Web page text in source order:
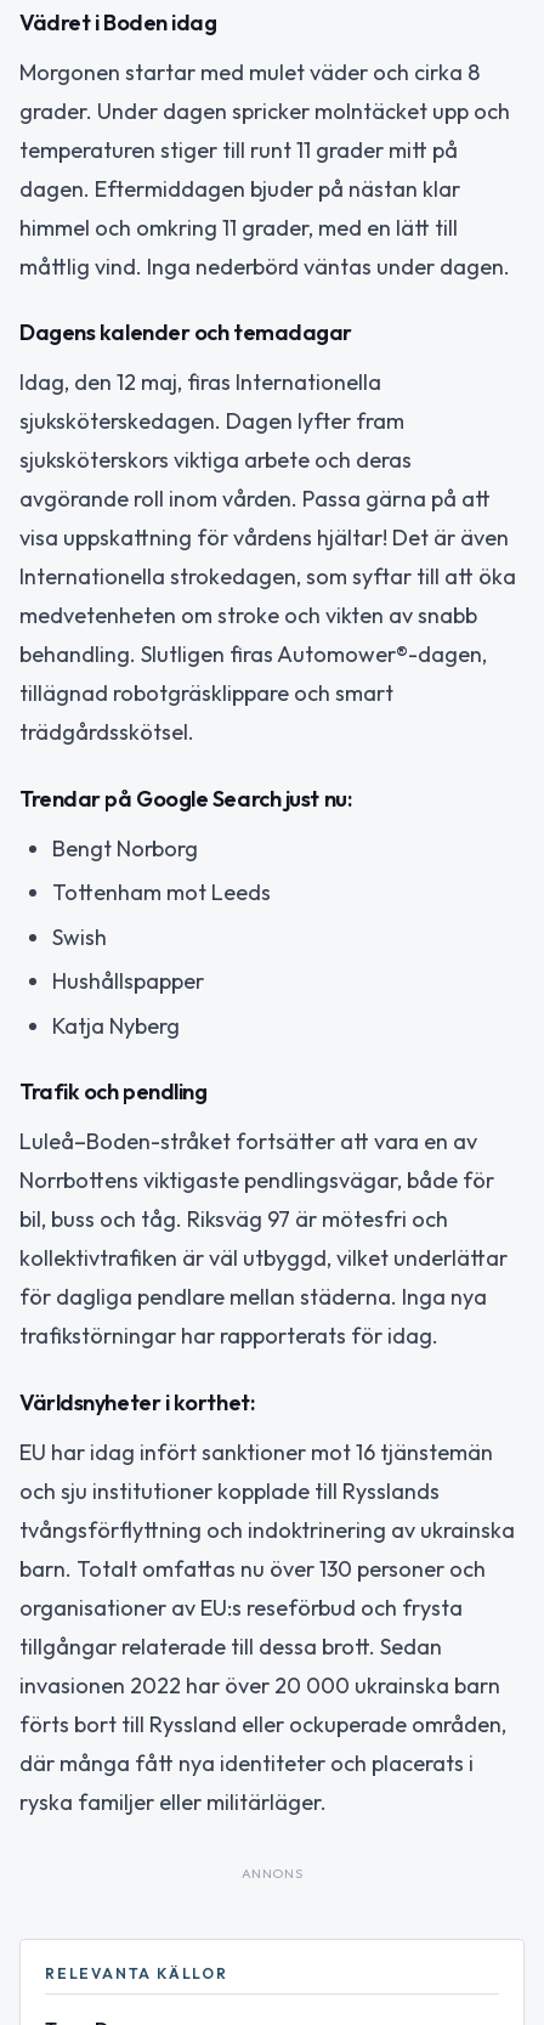
Vädret i Boden idag
Morgonen startar med mulet väder och cirka 8
grader. Under dagen spricker molntäcket upp och
temperaturen stiger till runt 11 grader mitt på
dagen. Eftermiddagen bjuder på nästan klar
himmel och omkring 11 grader, med en lätt till
måttlig vind. Inga nederbörd väntas under dagen.
Dagens kalender och temadagar
Idag, den 12 maj, firas Internationella
sjuksköterskedagen. Dagen lyfter fram
sjuksköterskors viktiga arbete och deras
avgörande roll inom vården. Passa gärna på att
visa uppskattning för vårdens hjältar! Det är även
Internationella strokedagen, som syftar till att öka
medvetenheten om stroke och vikten av snabb
behandling. Slutligen firas Automower®-dagen,
tillägnad robotgräsklippare och smart
trädgårdsskötsel.
Trendar på Google Search just nu:
Bengt Norborg
Tottenham mot Leeds
Swish
Hushållspapper
Katja Nyberg
Trafik och pendling
Luleå–Boden-stråket fortsätter att vara en av
Norrbottens viktigaste pendlingsvägar, både för
bil, buss och tåg. Riksväg 97 är mötesfri och
kollektivtrafiken är väl utbyggd, vilket underlättar
för dagliga pendlare mellan städerna. Inga nya
trafikstörningar har rapporterats för idag.
Världsnyheter i korthet:
EU har idag infört sanktioner mot 16 tjänstemän
och sju institutioner kopplade till Rysslands
tvångsförflyttning och indoktrinering av ukrainska
barn. Totalt omfattas nu över 130 personer och
organisationer av EU:s reseförbud och frysta
tillgångar relaterade till dessa brott. Sedan
invasionen 2022 har över 20 000 ukrainska barn
förts bort till Ryssland eller ockuperade områden,
där många fått nya identiteter och placerats i
ryska familjer eller militärläger.
ANNONS
RELEVANTA KÄLLOR